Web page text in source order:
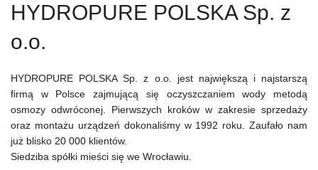
HYDROPURE POLSKA Sp. z
o.o.
HYDROPURE POLSKA Sp. z o.o. jest największą i najstarszą
firmą w Polsce zajmującą się oczyszczaniem wody metodą
osmozy odwróconej. Pierwszych kroków w zakresie sprzedaży
oraz montażu urządzeń dokonaliśmy w 1992 roku. Zaufało nam
już blisko 20 000 klientów.
Siedziba spółki mieści się we Wrocławiu.